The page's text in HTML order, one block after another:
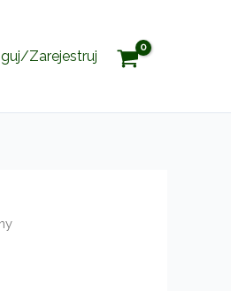
Zarejestruj